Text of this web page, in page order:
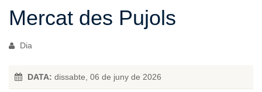
Mercat des Pujols
Dia
DATA: dissabte, 06 de juny de 2026